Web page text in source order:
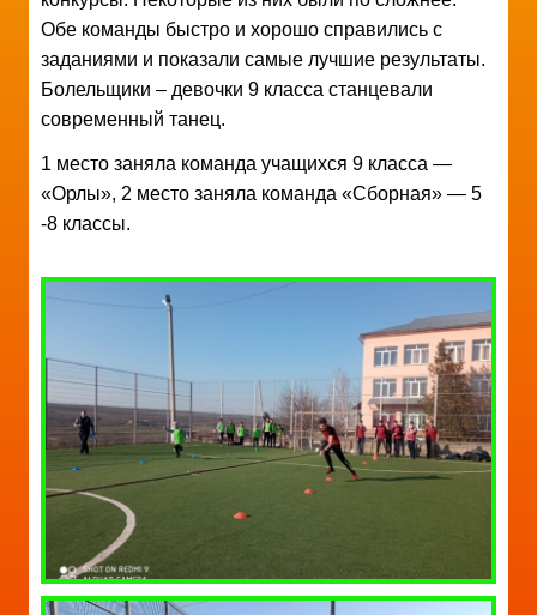
Обе команды быстро и хорошо справились с
заданиями и показали самые лучшие результаты.
Болельщики – девочки 9 класса станцевали
современный танец.
1 место заняла команда учащихся 9 класса —
«Орлы», 2 место заняла команда «Сборная» — 5
-8 классы.